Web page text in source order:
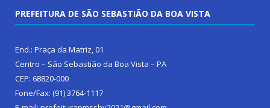
PREFEITURA DE SÃO SEBASTIÃO DA BOA VISTA
End.: Praça da Matriz, 01
Centro – São Sebastião da Boa Vista – PA
CEP: 68820-000
Fone/Fax: (91) 3764-1117